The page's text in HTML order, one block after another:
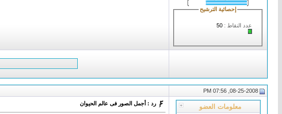
إحصائية الترشيح
عدد النقاط :50
معلومات العضو رد : أجمل الصور فى عالم الحيوان